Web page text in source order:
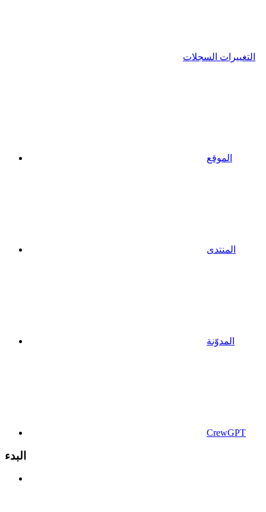
التغييرات السجلات
الموقع
المنتدى
المدوّنة
CrewGPT
البدء